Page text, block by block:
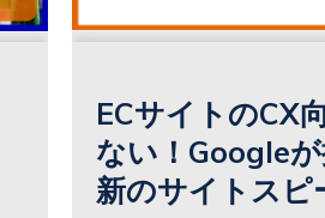
ECサイトのCX
ない！Google
新のサイトスピ